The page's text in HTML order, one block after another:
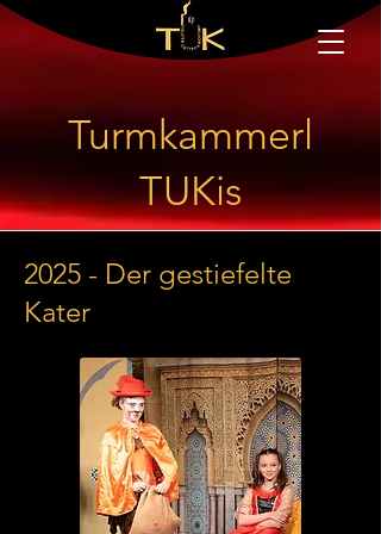
Turmkammerl
TUKis
2025 - Der gestiefelte
Kater